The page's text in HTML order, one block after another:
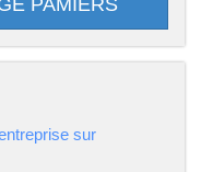
PAMIERS
sur